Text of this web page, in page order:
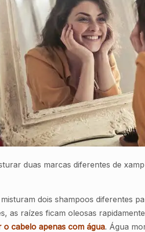
duas marcas diferentes de
dois shampoos diferentes
as raízes ficam oleosas
o cabelo apenas com água. Água